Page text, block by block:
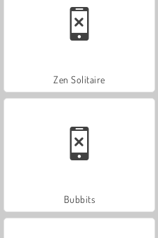
Zen Solitaire
Bubbits